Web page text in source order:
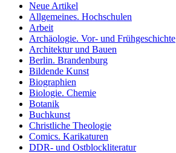
Neue Artikel
Allgemeines. Hochschulen
Arbeit
Archäologie. Vor- und Frühgeschichte
Architektur und Bauen
Berlin. Brandenburg
Bildende Kunst
Biographien
Biologie. Chemie
Botanik
Buchkunst
Christliche Theologie
Comics. Karikaturen
DDR- und Ostblockliteratur